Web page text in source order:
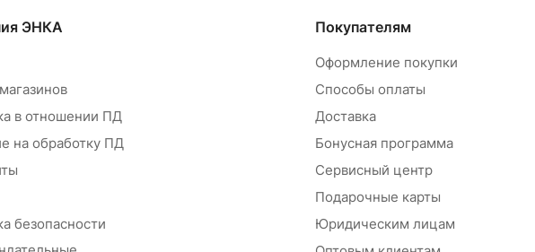
ЭНКА
в отношении ПД
на обработку ПД
безопасности
Покупателям
Оформление покупки
Способы оплаты
Доставка
Бонусная программа
Сервисный центр
Подарочные карты
Юридическим лицам